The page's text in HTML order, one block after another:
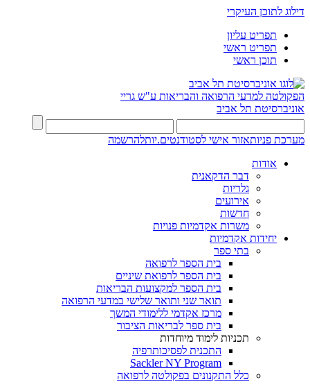
דילוג לתוכן העיקרי
תפריט עליון
תפריט ראשי
תוכן ראשי
הפקולטה למדעי הרפואה והבריאות ע"ש גריי
אוניברסיטת תל אביב
מערכת פניותאזור אישי לסטודנטים.יותלהרשמה
אודות
דבר הדקאנית
גלריות
אירועים
חדשות
משרות אקדמיות פנויות
יחידות אקדמיות
בתי ספר
בית הספר לרפואה
בית הספר לרפואת שיניים
בית הספר למקצועות הבריאות
תואר שני ותואר שלישי במדעי הרפואה
מרכז אקדמי ללימודי המשך
בית ספר לבריאות הציבור
תכניות לימוד מיוחדות
התכנית לפסיכותרפיה
Sackler NY Program
כלל התקנונים בפקולטה לרפואה